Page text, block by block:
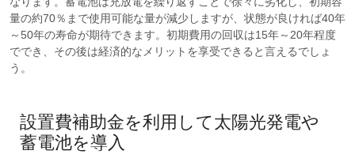
量の約70％まで使用可能な量が減少しますが、状態が良ければ40年
～50年の寿命が期待できます。初期費用の回収は15年～20年程度
ででき、その後は経済的なメリットを享受できると言えるでしょ
う。
設置費補助金を利用して太陽光発電や
蓄電池を導入